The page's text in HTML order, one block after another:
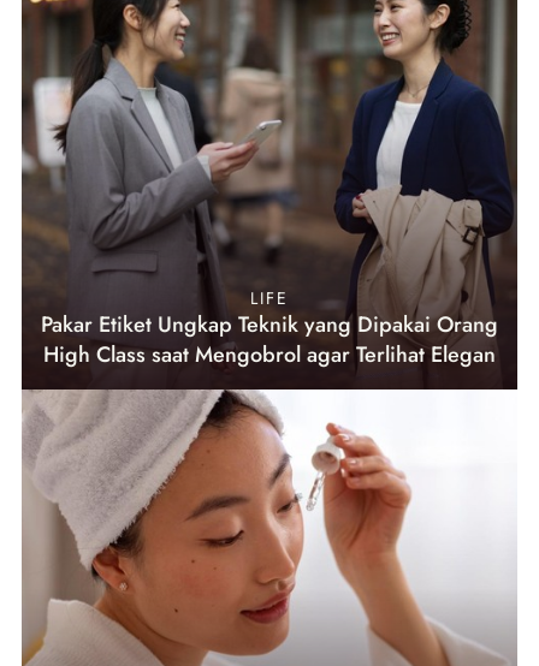
LIFE
Pakar Etiket Ungkap Teknik yang Dipakai Orang
High Class saat Mengobrol agar Terlihat Elegan